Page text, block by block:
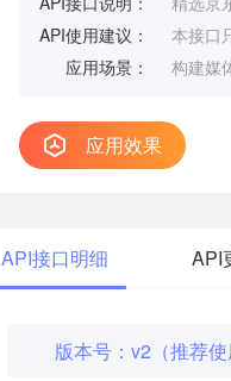
API使用建议：
本接口
应用场景：
构建媒
应用效果
API接口明细 API
版本号：v2（推荐